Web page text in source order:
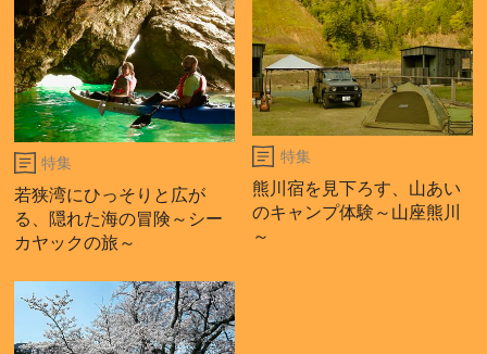
特集
若狭湾にひっそりと広が
る、隠れた海の冒険～シー
カヤックの旅～
特集
熊川宿を見下ろす、山あい
のキャンプ体験～山座熊川
～